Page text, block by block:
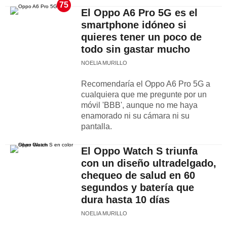
75
El Oppo A6 Pro 5G es el
smartphone idóneo si
quieres tener un poco de
todo sin gastar mucho
NOELIA MURILLO
Recomendaría el Oppo A6 Pro 5G a
cualquiera que me pregunte por un
móvil 'BBB', aunque no me haya
enamorado ni su cámara ni su
pantalla.
El Oppo Watch S triunfa
con un diseño ultradelgado,
chequeo de salud en 60
segundos y batería que
dura hasta 10 días
NOELIA MURILLO